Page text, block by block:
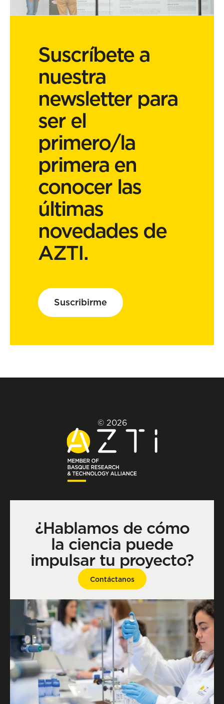
Suscríbete a
nuestra
newsletter para
ser el
primero/la
primera en
conocer las
últimas
novedades de
AZTI.
Suscribirme
© 2026
¿Hablamos de cómo
la ciencia puede
impulsar tu proyecto?
Contáctanos